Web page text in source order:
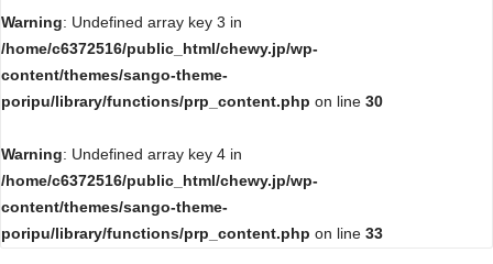
Warning: Undefined array key 3 in
/home/c6372516/public_html/chewy.jp/wp-
content/themes/sango-theme-
poripu/library/functions/prp_content.php on line 30
Warning: Undefined array key 4 in
/home/c6372516/public_html/chewy.jp/wp-
content/themes/sango-theme-
poripu/library/functions/prp_content.php on line 33